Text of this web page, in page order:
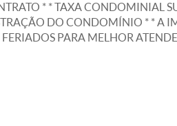
* * TAXA CONDOMINIAL
DO CONDOMÍNIO * * A
PARA MELHOR